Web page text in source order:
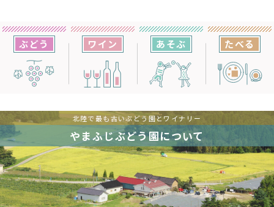
ぶどう ワイン あそぶ たべる
北陸で最も古いぶどう園とワイナリー
やまふじぶどう園について